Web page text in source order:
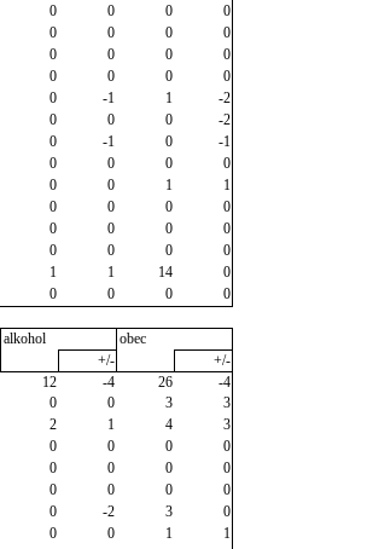
0 0 0
0
0 0 0
0
0 0 0
0
0 0 0
0
0 -1 1
-2
0 0 0
-2
0 -1 0
-1
0 0 0
0
0 0 1
1
0 0 0
0
0 0 0
0
0 0 0
0
1 1 14
0
0 0 0
0
alkohol
obec
+/-
+/-
12 -4 26
-4
0 0 3
3
2 1 4
3
0 0 0
0
0 0 0
0
0 0 0
0
0 -2 3
0
0 0 1
1